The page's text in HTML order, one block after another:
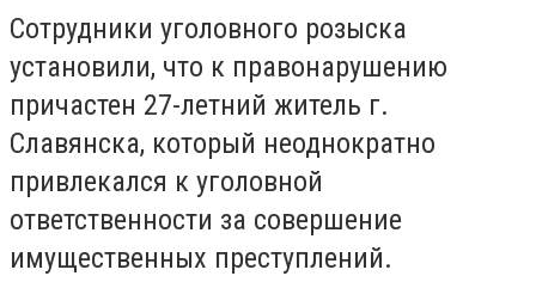
Сотрудники уголовного розыска
установили, что к правонарушению
причастен 27-летний житель г.
Славянска, который неоднократно
привлекался к уголовной
ответственности за совершение
имущественных преступлений.